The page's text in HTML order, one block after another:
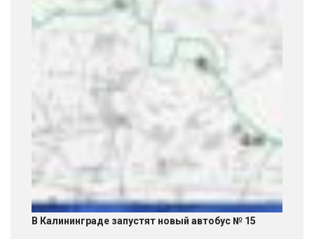
В Калининграде запустят новый автобус № 15